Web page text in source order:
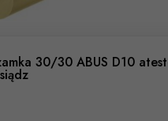
30/30 ABUS D10